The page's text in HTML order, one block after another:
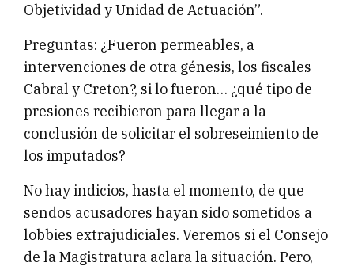
Objetividad y Unidad de Actuación”.
Preguntas: ¿Fueron permeables, a
intervenciones de otra génesis, los fiscales
Cabral y Creton?, si lo fueron… ¿qué tipo de
presiones recibieron para llegar a la
conclusión de solicitar el sobreseimiento de
los imputados?
No hay indicios, hasta el momento, de que
sendos acusadores hayan sido sometidos a
lobbies extrajudiciales. Veremos si el Consejo
de la Magistratura aclara la situación. Pero,